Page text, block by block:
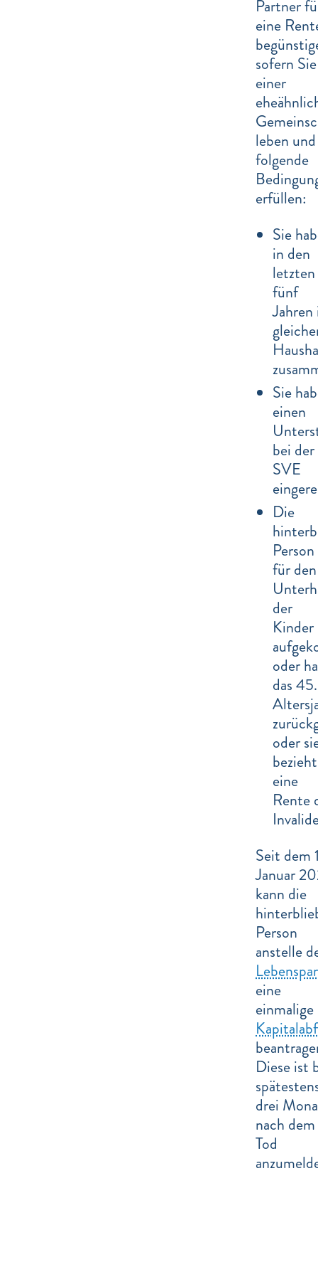
Partner
eine
sofern
einer
leben und
folgende
erfüllen:
Sie
in den
letzten
fünf
Sie
einen
bei der
SVE
Die
für den
der
Kinder
oder
das 45.
oder
bezieht
eine
Rente
Seit dem
Januar
kann die
Person
anstelle
eine
einmalige
Diese ist
drei
nach dem
Tod